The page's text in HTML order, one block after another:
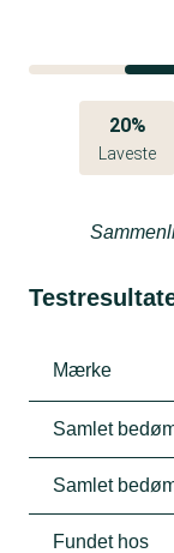
20%
Laveste
Mærke
Samlet
Samlet
Fundet hos